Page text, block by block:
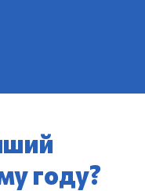
году?